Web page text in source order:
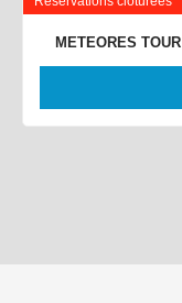
METEORES